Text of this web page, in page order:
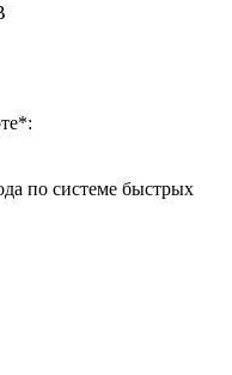
*:
по системе быстрых